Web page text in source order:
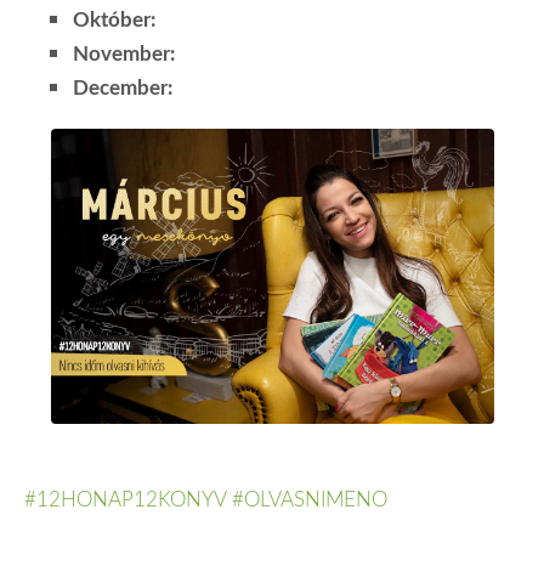
Október:
November:
December:
#12HONAP12KONYV #OLVASNIMENO